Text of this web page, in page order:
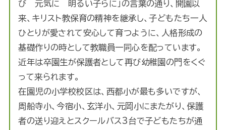
び 元気に 明るい子らに」の言葉の通り、開園以
来、キリスト教保育の精神を継承し、子どもたち一人
ひとりが愛されて安心して育つように、人格形成の
基礎作りの時として教職員一同心を配っています。
近年は卒園生が保護者として再び幼稚園の門をくぐ
って来られます。
在園児の小学校校区は、西都小が最も多いですが、
周船寺小、今宿小、玄洋小、元岡小にまたがり、保護
者の送り迎えとスクールバス3台で子どもたちが通